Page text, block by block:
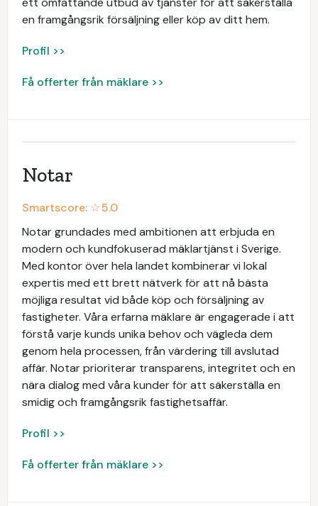
en framgångsrik försäljning eller köp av ditt hem.
Profil >>
Få offerter från mäklare >>
Notar
Smartscore: ☆5.0
Notar grundades med ambitionen att erbjuda en
modern och kundfokuserad mäklartjänst i Sverige.
Med kontor över hela landet kombinerar vi lokal
expertis med ett brett nätverk för att nå bästa
möjliga resultat vid både köp och försäljning av
fastigheter. Våra erfarna mäklare är engagerade i att
förstå varje kunds unika behov och vägleda dem
genom hela processen, från värdering till avslutad
affär. Notar prioriterar transparens, integritet och en
nära dialog med våra kunder för att säkerställa en
smidig och framgångsrik fastighetsaffär.
Profil >>
Få offerter från mäklare >>